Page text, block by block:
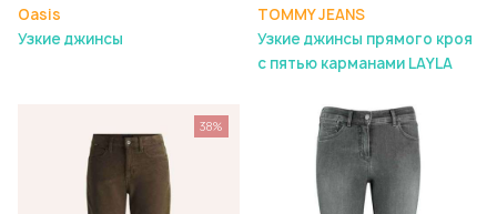
Oasis
Узкие джинсы
TOMMY JEANS
Узкие джинсы прямого кроя
с пятью карманами LAYLA
38%